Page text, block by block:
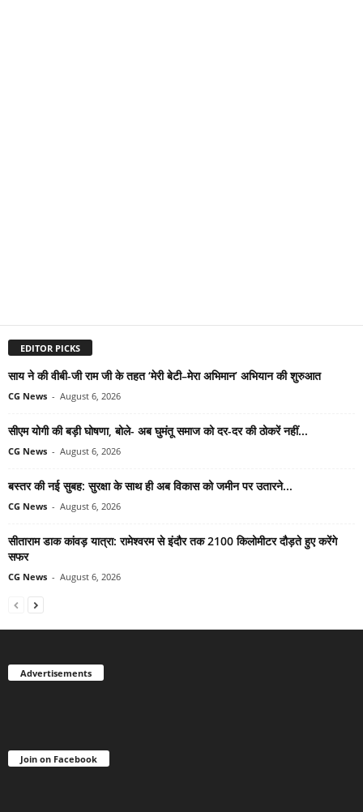
EDITOR PICKS
साय ने की वीबी-जी राम जी के तहत ‘मेरी बेटी–मेरा अभिमान’ अभियान की शुरुआत
CG News - August 6, 2026
सीएम योगी की बड़ी घोषणा, बोले- अब घुमंतू समाज को दर-दर की ठोकरें नहीं...
CG News - August 6, 2026
बस्तर की नई सुबह: सुरक्षा के साथ ही अब विकास को जमीन पर उतारने...
CG News - August 6, 2026
सीताराम डाक कांवड़ यात्रा: रामेश्वरम से इंदौर तक 2100 किलोमीटर दौड़ते हुए करेंगे
सफर
CG News - August 6, 2026
Advertisements
Join on Facebook